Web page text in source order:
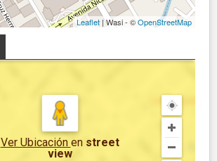
Leaflet | Wasi - ©OpenStreetMap
Ver Ubicación en street
view